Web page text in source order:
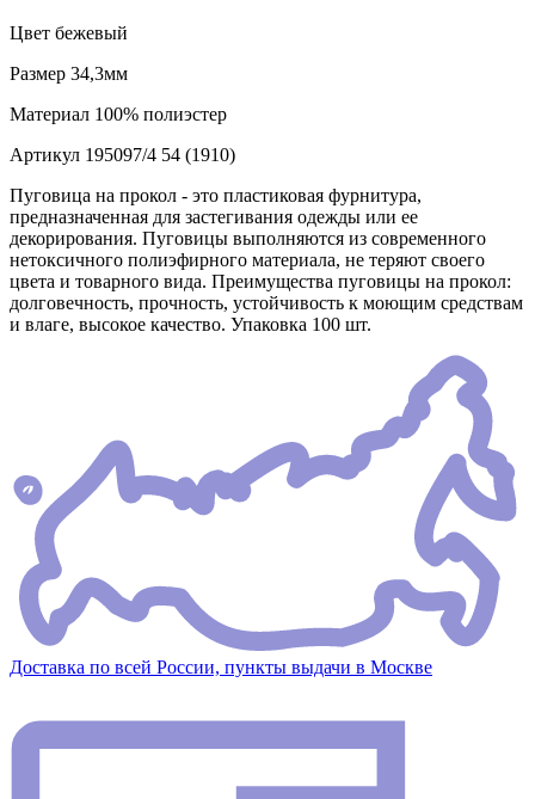
Цвет бежевый
Размер 34,3мм
Материал 100% полиэстер
Артикул 195097/4 54 (1910)
Пуговица на прокол - это пластиковая фурнитура,
предназначенная для застегивания одежды или ее
декорирования. Пуговицы выполняются из современного
нетоксичного полиэфирного материала, не теряют своего
цвета и товарного вида. Преимущества пуговицы на прокол:
долговечность, прочность, устойчивость к моющим средствам
и влаге, высокое качество. Упаковка 100 шт.
Доставка по всей России, пункты выдачи в Москве